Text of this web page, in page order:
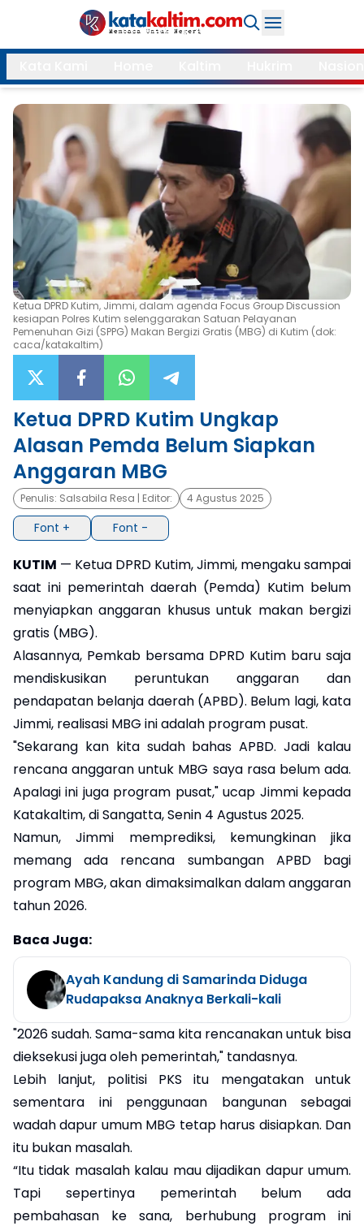
Daerah
Kukar
Samarinda
Bontang
Balikpapan
Kubar
PPU
Mahulu
Paser
Berau
More
Internasional
Feature
Opini
×
Search
Ketua DPRD Kutim, Jimmi, dalam agenda Focus Group Discussion
kesiapan Polres Kutim selenggarakan Satuan Pelayanan
Pemenuhan Gizi (SPPG) Makan Bergizi Gratis (MBG) di Kutim (dok:
caca/katakaltim)
Ketua DPRD Kutim Ungkap
Alasan Pemda Belum Siapkan
Anggaran MBG
Penulis: Salsabila Resa | Editor: 4 Agustus 2025
Font + Font -
KUTIM — Ketua DPRD Kutim, Jimmi, mengaku sampai
saat ini pemerintah daerah (Pemda) Kutim belum
menyiapkan anggaran khusus untuk makan bergizi
gratis (MBG).
Alasannya, Pemkab bersama DPRD Kutim baru saja
mendiskusikan peruntukan anggaran dan
pendapatan belanja daerah (APBD). Belum lagi, kata
Jimmi, realisasi MBG ini adalah program pusat.
"Sekarang kan kita sudah bahas APBD. Jadi kalau
rencana anggaran untuk MBG saya rasa belum ada.
Apalagi ini juga program pusat," ucap Jimmi kepada
Katakaltim, di Sangatta, Senin 4 Agustus 2025.
Namun, Jimmi memprediksi, kemungkinan jika
memang ada rencana sumbangan APBD bagi
program MBG, akan dimaksimalkan dalam anggaran
tahun 2026.
Baca Juga:
Ayah Kandung di Samarinda Diduga
Rudapaksa Anaknya Berkali-kali
"2026 sudah. Sama-sama kita rencanakan untuk bisa
dieksekusi juga oleh pemerintah," tandasnya.
Lebih lanjut, politisi PKS itu mengatakan untuk
sementara ini penggunaan bangunan sebagai
wadah dapur umum MBG tetap harus disiapkan. Dan
itu bukan masalah.
“Itu tidak masalah kalau mau dijadikan dapur umum.
Tapi sepertinya pemerintah belum ada
pembahasan ke sana, berhubung program ini